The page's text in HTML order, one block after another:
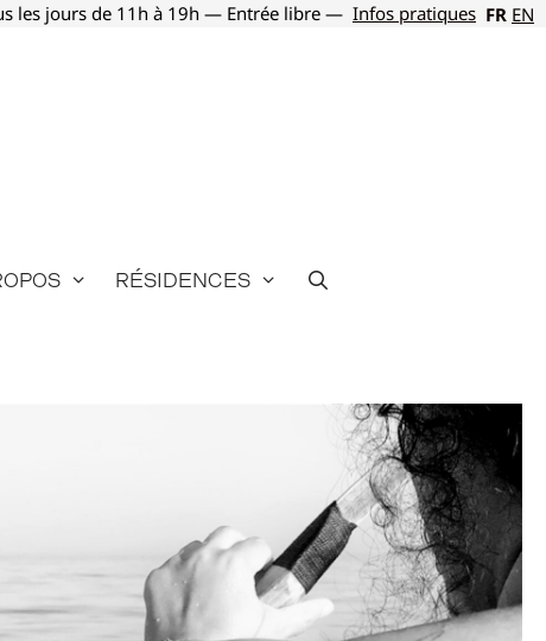
les jours de 11h à 19h — Entrée libre — Infos pratiques FR EN
Résidences